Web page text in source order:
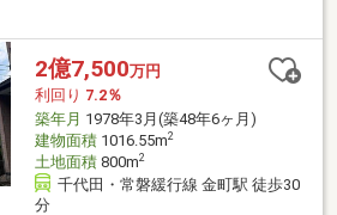
2億7,500万円
利回り 7.2％
築年月 1978年3月(築48年6ヶ月)
建物面積1016.55m2
土地面積800m2
千代田・常磐緩行線 金町駅 徒歩30
分